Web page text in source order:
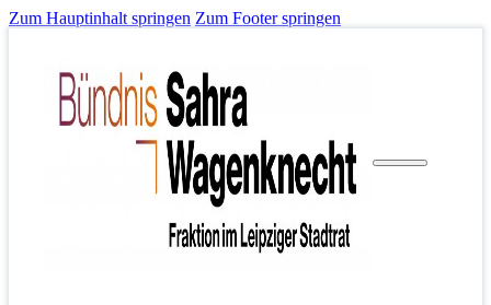
Zum Hauptinhalt springen Zum Footer springen